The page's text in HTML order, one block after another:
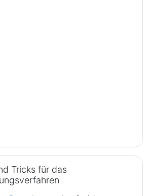
Tricks für das